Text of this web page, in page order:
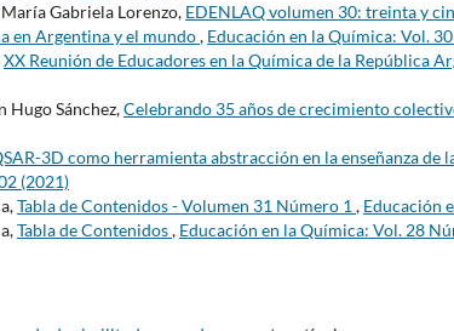
Gabriela Lorenzo, EDENLAQ volumen 30: treinta y
en Argentina y el mundo, Educación en la Química: Vol.
XX Reunión de Educadores en la Química de la República
Hugo Sánchez,Celebrando 35 años de crecimiento
3D como herramienta abstracción en la enseñanza de
(2021)
Tabla de Contenidos - Volumen 31 Número 1 , Educación
Tabla de Contenidos, Educación en la Química: Vol. 28